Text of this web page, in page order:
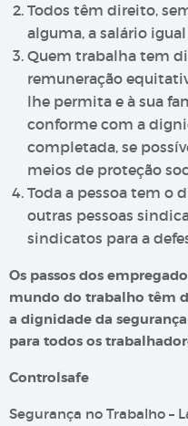
Todos têm direito,
alguma, a salário
Quem trabalha tem
remuneração
lhe permita e à sua
conforme com a
completada, se
meios de proteção
Toda a pessoa tem o
outras pessoas
sindicatos para a
Os passos dos
mundo do trabalho têm
a dignidade da
para todos os
Controlsafe
Segurança no Trabalho –